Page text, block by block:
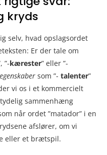
kryds
selv, hvad opslagsordet
Er der tale om
”-kærester” eller ”-
egenskaber som ”- talenter”
vi os i et kommercielt
tydelig sammenhæng
når ordet ”matador” i en
afslører, om vi
eller et brætspil.